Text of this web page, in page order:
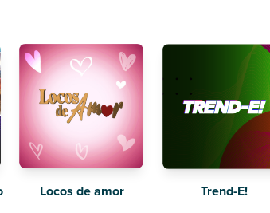
Locos de amor Trend-E!